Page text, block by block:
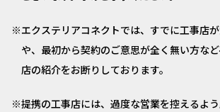
エクステリアコネクトでは、すでに工事店
や、最初から契約のご意思が全く無い方な
店の紹介をお断りしております。
提携の工事店には、過度な営業を控えるよ